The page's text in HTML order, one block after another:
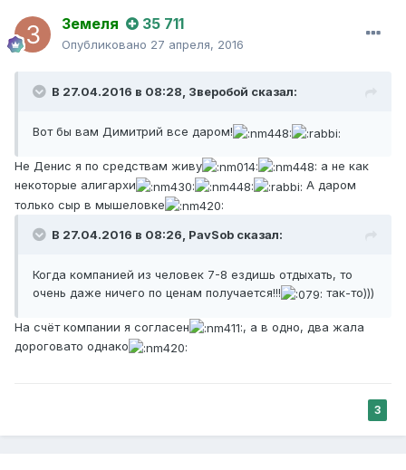
Земеля 35 711
Опубликовано 27 апреля, 2016
В 27.04.2016 в 08:28, Зверобой сказал:
Вот бы вам Димитрий все даром!
Не Денис я по средствам живу
а не как
некоторые алигархи
А даром
только сыр в мышеловке
В 27.04.2016 в 08:26, PavSob сказал:
Когда компанией из человек 7-8 ездишь отдыхать, то
очень даже ничего по ценам получается!!!
так-то)))
На счёт компании я согласен
, а в одно, два жала
дороговато однако
3